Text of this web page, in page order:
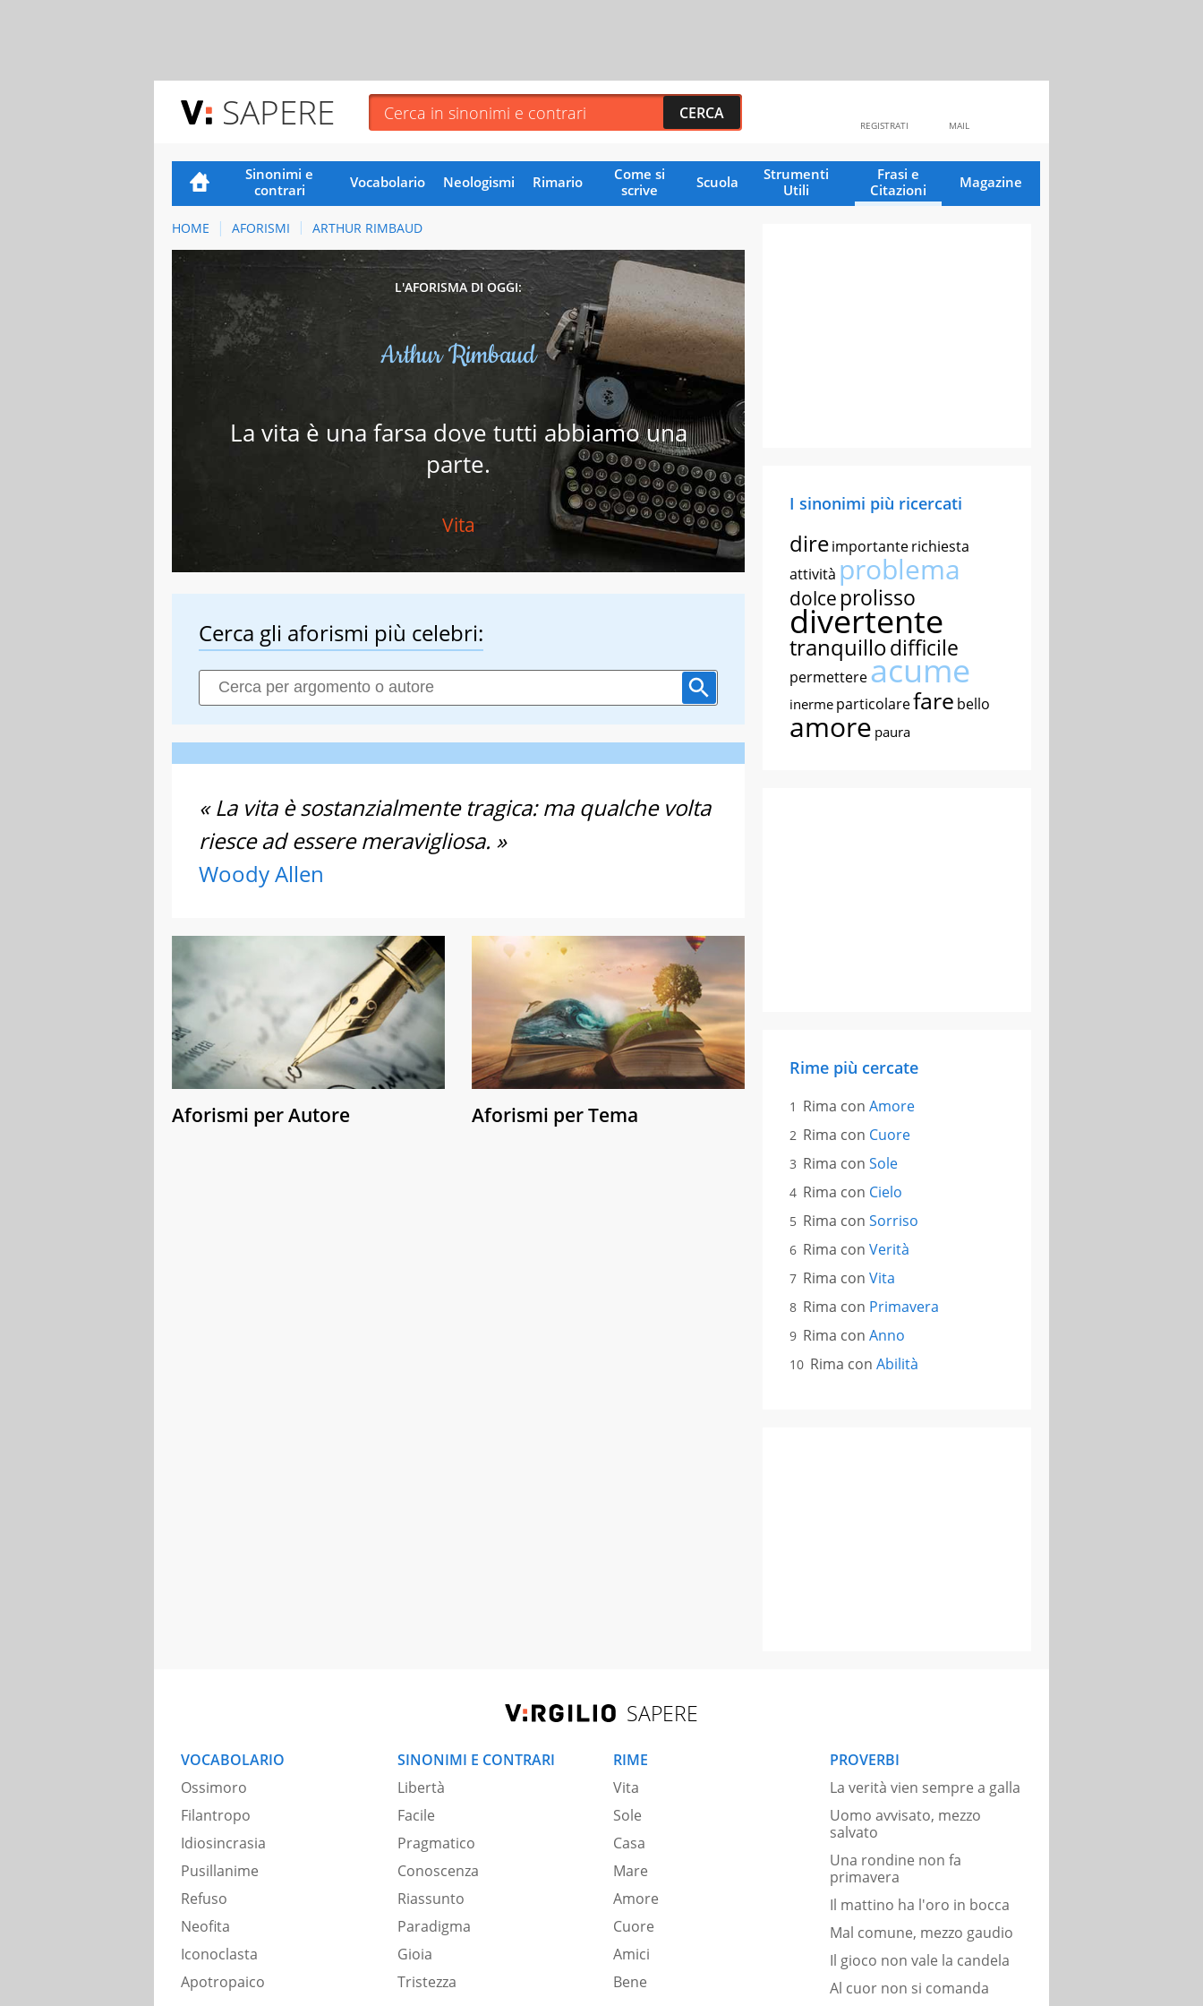
SAPERE MAIL
REGISTRATI
Sinonimi e
contrari
Vocabolario Neologismi Rimario
Come si
scrive
Scuola
Strumenti
Utili
Frasi e
Citazioni
Magazine
HOME AFORISMI ARTHUR RIMBAUD
L'AFORISMA DI OGGI:
Arthur Rimbaud
La vita è una farsa dove tutti abbiamo una
parte.
Vita
Cerca gli aforismi più celebri:
« La vita è sostanzialmente tragica: ma qualche volta
riesce ad essere meravigliosa. »
Woody Allen
Aforismi per Autore Aforismi per Tema
I sinonimi più ricercati
direimportanterichiesta
attività problema
dolce prolisso
divertente
tranquillodifficile
permettereacume
inerme particolarefare bello
amore paura
Rime più cercate
Rima con Amore
Rima con Cuore
Rima con Sole
Rima con Cielo
Rima con Sorriso
Rima con Verità
Rima con Vita
Rima con Primavera
Rima con Anno
Rima con Abilità
SAPERE
VOCABOLARIO
Ossimoro
Filantropo
Idiosincrasia
Pusillanime
Refuso
Neofita
Iconoclasta
Apotropaico
SINONIMI E CONTRARI
Libertà
Facile
Pragmatico
Conoscenza
Riassunto
Paradigma
Gioia
Tristezza
RIME
Vita
Sole
Casa
Mare
Amore
Cuore
Amici
Bene
PROVERBI
La verità vien sempre a galla
Uomo avvisato, mezzo
salvato
Una rondine non fa
primavera
Il mattino ha l'oro in bocca
Mal comune, mezzo gaudio
Il gioco non vale la candela
Al cuor non si comanda